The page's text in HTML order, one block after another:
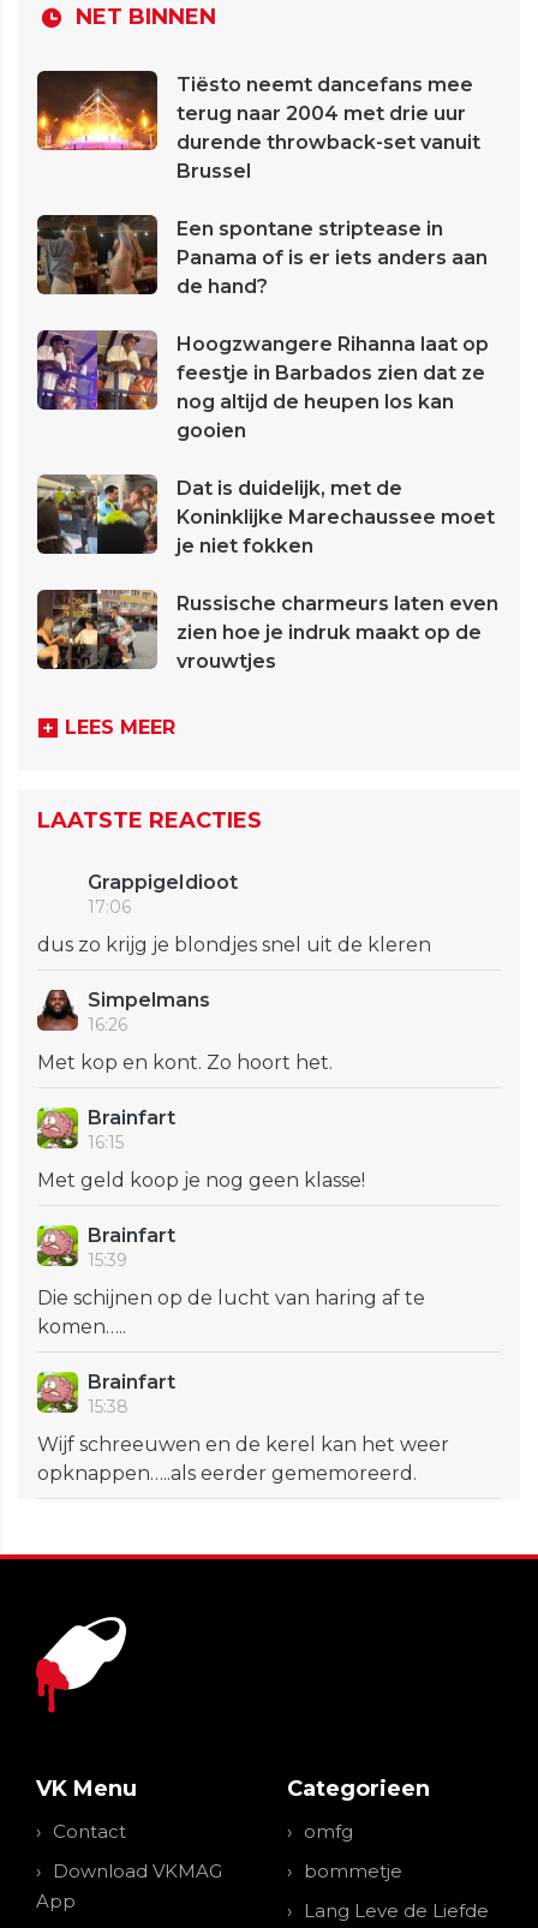
NET BINNEN
Tiësto neemt dancefans mee
terug naar 2004 met drie uur
durende throwback-set vanuit
Brussel
Een spontane striptease in
Panama of is er iets anders aan
de hand?
Hoogzwangere Rihanna laat op
feestje in Barbados zien dat ze
nog altijd de heupen los kan
gooien
Dat is duidelijk, met de
Koninklijke Marechaussee moet
je niet fokken
Russische charmeurs laten even
zien hoe je indruk maakt op de
vrouwtjes
LEES MEER
LAATSTE REACTIES
GrappigeIdioot
17:06
dus zo krijg je blondjes snel uit de kleren
Simpelmans
16:26
Met kop en kont. Zo hoort het.
Brainfart
16:15
Met geld koop je nog geen klasse!
Brainfart
15:39
Die schijnen op de lucht van haring af te
komen…..
Brainfart
15:38
Wijf schreeuwen en de kerel kan het weer
opknappen…..als eerder gememoreerd.
VK Menu
Contact
Download VKMAG
App
Categorieen
omfg
bommetje
Lang Leve de Liefde